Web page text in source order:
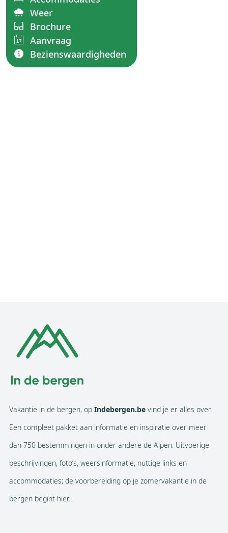
Weer
Brochure
Aanvraag
Bezienswaardigheden
Vakantie in de bergen, op Indebergen.be vind je er alles over.
Een compleet pakket aan informatie en inspiratie over meer
dan 750 bestemmingen in onder andere de Alpen. Uitvoerige
beschrijvingen, foto’s, weersinformatie, nuttige links en
accommodaties; de voorbereiding op je zomervakantie in de
bergen begint hier.